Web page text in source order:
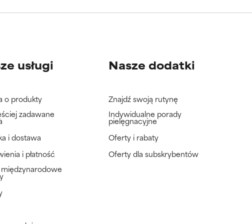
badań na
badań na
usługi
o produkty
zadawane
i dostawa
i płatność
Nasze dodatki
Znajdź swoją rutynę
Indywidualne porady
pielęgnacyjne
Oferty i rabaty
Oferty dla subskrybentów